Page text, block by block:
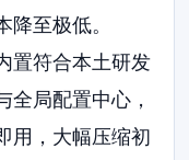
至极低。
置符合本土研发
全局配置中心，
用，大幅压缩初